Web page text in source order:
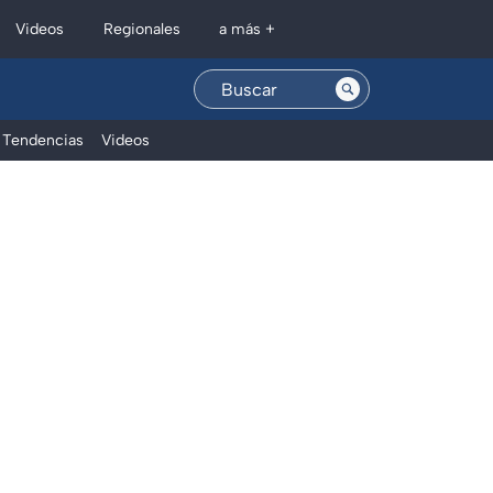
Videos Regionales a más +
Tendencias Videos